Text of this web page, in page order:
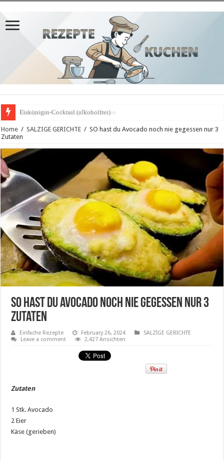
Hausgemachte Kräuter Mayonnaise
Home / SALZIGE GERICHTE / SO hast du Avocado noch nie gegessen nur 3
Zutaten
SO hast du Avocado noch nie gegessen nur 3
Zutaten
Einfache Rezepte February 26, 2024
SALZIGE GERICHTE
Leave a comment
2,427 Ansichten
Zutaten
1 Stk. Avocado
2 Eier
Käse (gerieben)